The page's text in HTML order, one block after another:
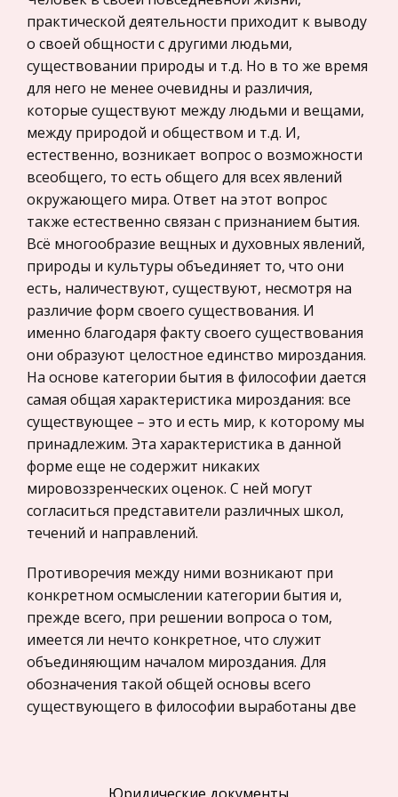
Гражданское право
Гражданское процессуальное право
Законодательство и право
Прокурорский надзор
Геология
Административное право
Историческая личность
Банковское дело и кредитование
Архитектура
Искусство
Конституционное (государственное) право
России
Экономико-математическое
моделирование
Право
Компьютеры и периферийные устройства
Астрономия
Программное обеспечение
Разное
Уголовное и уголовно-исполнительное
право
Налоговое право
Компьютеры, Программирование
История экономических учений
Природные магнитные аномалии. Влияние
магнитных полей на живые организмы
Поэтому изучение магнитной аномалии может
дать ценные указания о наличии и
расположении этих залежей. Детальное
изучение магнитного поля Земли представляет
собой мощное орудие исследования скрытых в
Машины для подачи в формы бетонной смеси
Наиболее массовым видом конструкций
являются стеновые панели и панели
перекрытия. Производство железобетонных
изделий и конструкций осуществляется на
конвейерных, полуконвейерных, поточно-
агрегатных,
практической деятельности приходит к выводу
о своей общности с другими людьми,
существовании природы и т.д. Но в то же время
для него не менее очевидны и различия,
которые существуют между людьми и вещами,
между природой и обществом и т.д. И,
естественно, возникает вопрос о возможности
всеобщего, то есть общего для всех явлений
окружающего мира. Ответ на этот вопрос
также естественно связан с признанием бытия.
Всё многообразие вещных и духовных явлений,
природы и культуры объединяет то, что они
есть, наличествуют, существуют, несмотря на
различие форм своего существования. И
именно благодаря факту своего существования
они образуют целостное единство мироздания.
На основе категории бытия в философии дается
самая общая характеристика мироздания: все
существующее – это и есть мир, к которому мы
принадлежим. Эта характеристика в данной
форме еще не содержит никаких
мировоззренческих оценок. С ней могут
согласиться представители различных школ,
течений и направлений.
Противоречия между ними возникают при
конкретном осмыслении категории бытия и,
прежде всего, при решении вопроса о том,
имеется ли нечто конкретное, что служит
объединяющим началом мироздания. Для
обозначения такой общей основы всего
существующего в философии выработаны две
подстилка) – это то, из чего все сделано.